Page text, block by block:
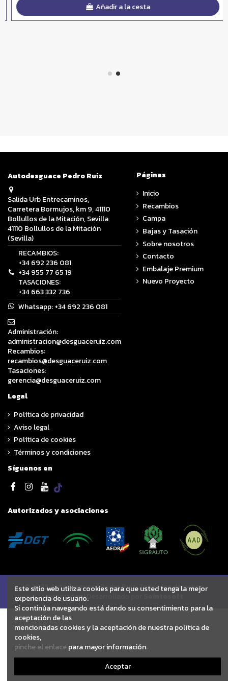
Añadir a la cesta
Autodesguace Pedro Ruiz
Salida Urb Entrecaminos,
Carretera Bormujos, km 9, 41110
Bollullos de la Mitación, Sevilla
41110 Bollullos de la Mitación
(Sevilla)
RECAMBIOS:
+34 692 236 081
+34 955 77 65 19
TASACIONES:
+34 663 332 736
Whatsapp:+34 692 236 081
Administración:
administracion@desguaceruiz.com
Recambios:
recambios@desguaceruiz.com
Tasaciones:
gerencia@desguaceruiz.com
Páginas
Inicio
Recambios
Campa
Bajas y Tasación
Sobre nosotros
Contacto
Embalaje Premium
Nuevo Proyecto
Legal
Política de privacidad
Aviso legal
Política de cookies
Términos y condiciones
Síguenos en
Autorizados y asociaciones
© 2025 Autodesguace Pedro Ruiz. Todos los derechos
reservados | Desarrollado por
Este sitio web utiliza cookies para que usted tenga la mejor
experiencia de usuario.
Si continúa navegando está dando su consentimiento para la
aceptación de las
mencionadas cookies y la aceptación de nuestra política de
cookies,
pinche el enlace para mayor información.
Aceptar